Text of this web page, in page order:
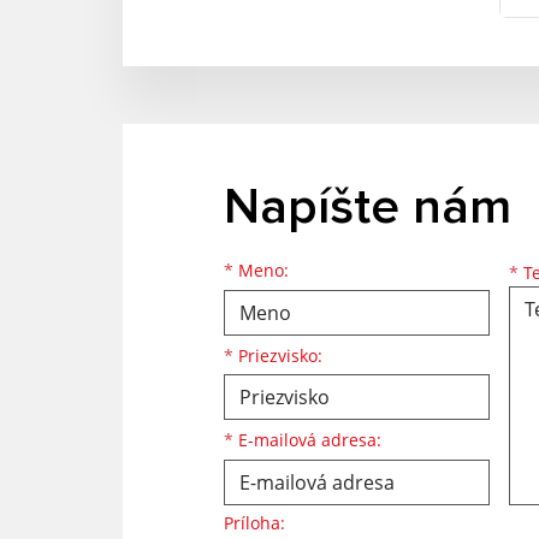
Napíšte nám
* Meno:
Meno
* Priezvisko:
Priezvisko
* E-mailová adresa:
E-mailová adresa *
Príloha: